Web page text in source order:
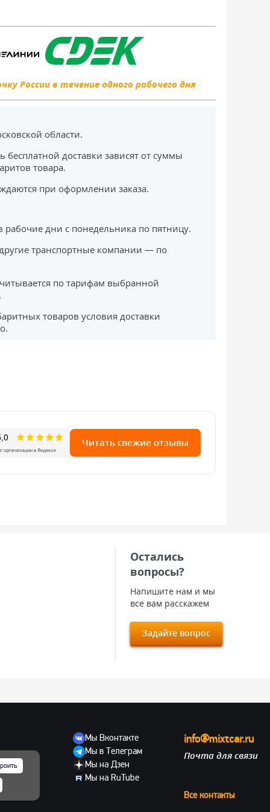
России в течение одного рабочего дня
области.
бесплатной доставки зависят от суммы
товара.
при оформлении заказа.
рабочие дни с понедельника по пятницу.
транспортные компании — по
по тарифам выбранной
товаров условия доставки
Читать свежие отзывы
Остались
вопросы?
Напишите нам и мы
все вам расскажем
Задайте вопрос
Мы Вконтакте
Мы в Телеграм
Мы на Дзен
Мы на RuTube
info@mixtcar.ru
Почта для связи
Все контакты